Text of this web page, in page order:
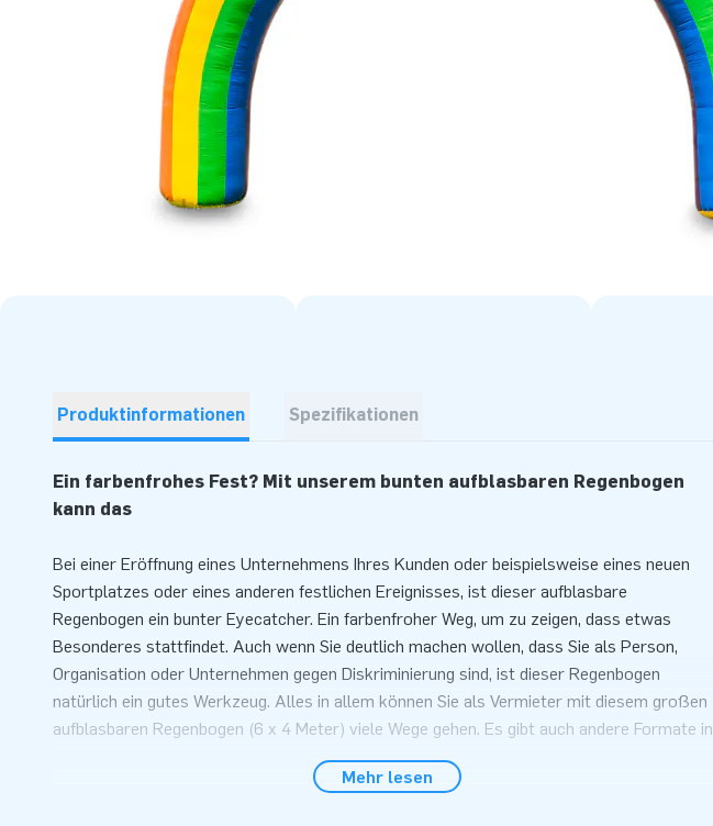
Produktinformationen Spezifikationen
Ein farbenfrohes Fest? Mit unserem bunten aufblasbaren Regenbogen
kann das
Bei einer Eröffnung eines Unternehmens Ihres Kunden oder beispielsweise eines neuen
Sportplatzes oder eines anderen festlichen Ereignisses, ist dieser aufblasbare
Regenbogen ein bunter Eyecatcher. Ein farbenfroher Weg, um zu zeigen, dass etwas
Besonderes stattfindet. Auch wenn Sie deutlich machen wollen, dass Sie als Person,
Organisation oder Unternehmen gegen Diskriminierung sind, ist dieser Regenbogen
natürlich ein gutes Werkzeug. Alles in allem können Sie als Vermieter mit diesem großen
aufblasbaren Regenbogen (6 x 4 Meter) viele Wege gehen. Es gibt auch andere Formate in
der JB-Regenbogenkollektion. Wir haben sie auch in 9 x 6 Metern und 15 x 8 Metern!
Mehr lesen